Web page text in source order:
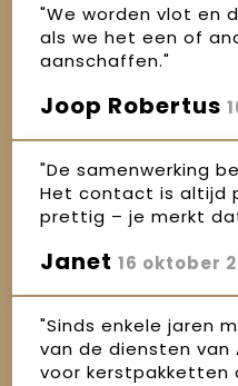
"We worden vlot en
als we het een of
aanschaffen."
Joop Robertus
"De samenwerking
Het contact is altijd
prettig – je merkt
Janet 16 oktober
"Sinds enkele jaren
van de diensten van
voor kerstpakketten